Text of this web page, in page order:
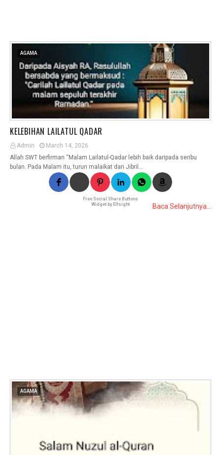
AGAMA
KELEBIHAN LAILATUL QADAR
Admin
March 14, 2026
Allah SWT berfirman “Malam Lailatul-Qadar lebih baik daripada seribu
bulan. Pada Malam itu, turun malaikat dan Jibril…
Free Social Share Buttons
Widget by Elfsight
Baca Selanjutnya...
AGAMA